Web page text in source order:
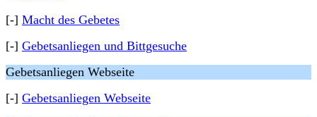
[-] Macht des Gebetes
[-] Gebetsanliegen und Bittgesuche
Gebetsanliegen Webseite
[-] Gebetsanliegen Webseite